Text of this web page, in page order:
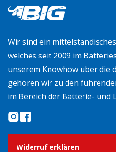
Wir sind ein
welches seit 2009 im
unserem Knowhow über die
gehören wir zu den
im Bereich der Batterie- und
Widerruf erklären